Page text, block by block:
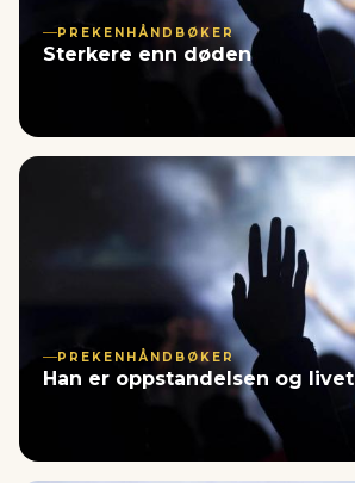
PREKENHÅNDBØKER
Sterkere enn døden
PREKENHÅNDBØKER
Han er oppstandelsen og livet